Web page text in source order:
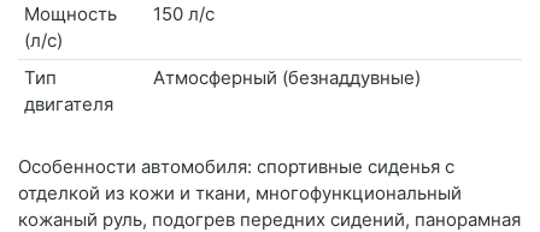
Мощность
(л/с)
150 л/с
Тип
двигателя
Атмосферный (безнаддувные)
Особенности автомобиля: спортивные сиденья с
отделкой из кожи и ткани, многофункциональный
кожаный руль, подогрев передних сидений, панорамная